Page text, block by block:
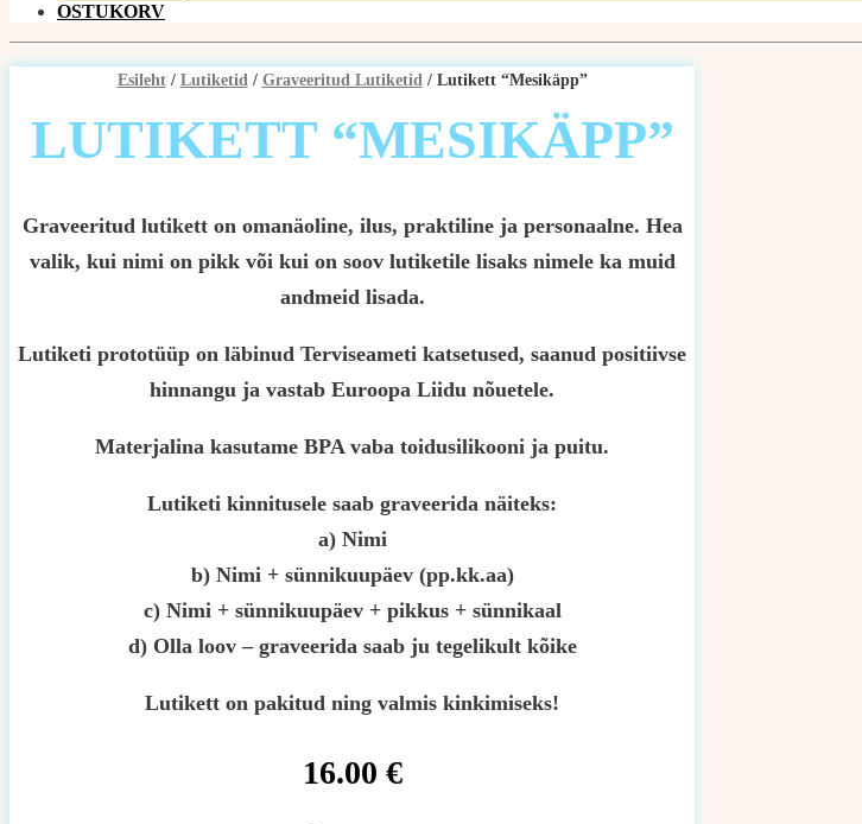
OSTUKORV
Esileht/ Lutiketid/ Graveeritud Lutiketid/ Lutikett “Mesikäpp”
LUTIKETT “MESIKÄPP”
Graveeritud lutikett on omanäoline, ilus, praktiline ja personaalne. Hea
valik, kui nimi on pikk või kui on soov lutiketile lisaks nimele ka muid
andmeid lisada.
Lutiketi prototüüp on läbinud Terviseameti katsetused, saanud positiivse
hinnangu ja vastab Euroopa Liidu nõuetele.
Materjalina kasutame BPA vaba toidusilikooni ja puitu.
Lutiketi kinnitusele saab graveerida näiteks:
a) Nimi
b) Nimi + sünnikuupäev (pp.kk.aa)
c) Nimi + sünnikuupäev + pikkus + sünnikaal
d) Olla loov – graveerida saab ju tegelikult kõike
Lutikett on pakitud ning valmis kinkimiseks!
16.00 €